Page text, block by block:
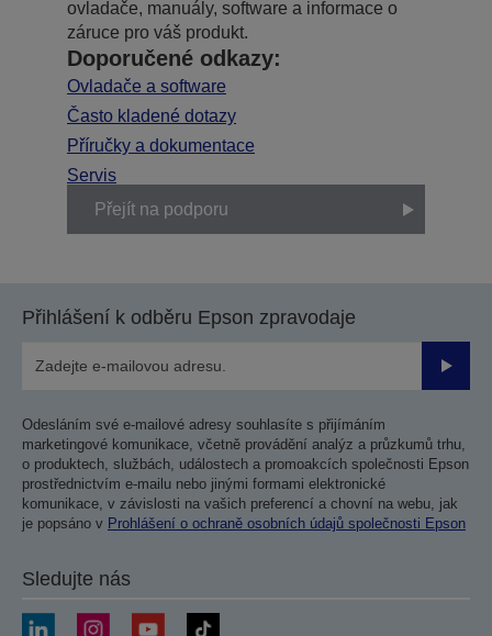
ovladače, manuály, software a informace o
záruce pro váš produkt.
Doporučené odkazy:
Ovladače a software
Často kladené dotazy
Příručky a dokumentace
Servis
Přejít na podporu
Přihlášení k odběru Epson zpravodaje
Odesláním své e-mailové adresy souhlasíte s přijímáním
marketingové komunikace, včetně provádění analýz a průzkumů trhu,
o produktech, službách, událostech a promoakcích společnosti Epson
prostřednictvím e-mailu nebo jinými formami elektronické
komunikace, v závislosti na vašich preferencí a chovní na webu, jak
je popsáno v Prohlášení o ochraně osobních údajů společnosti Epson
Sledujte nás